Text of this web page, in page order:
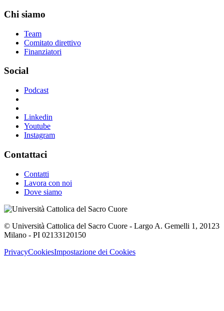
Chi siamo
Team
Comitato direttivo
Finanziatori
Social
Podcast
Linkedin
Youtube
Instagram
Contattaci
Contatti
Lavora con noi
Dove siamo
© Università Cattolica del Sacro Cuore - Largo A. Gemelli 1, 20123
Milano - PI 02133120150
PrivacyCookiesImpostazione dei Cookies